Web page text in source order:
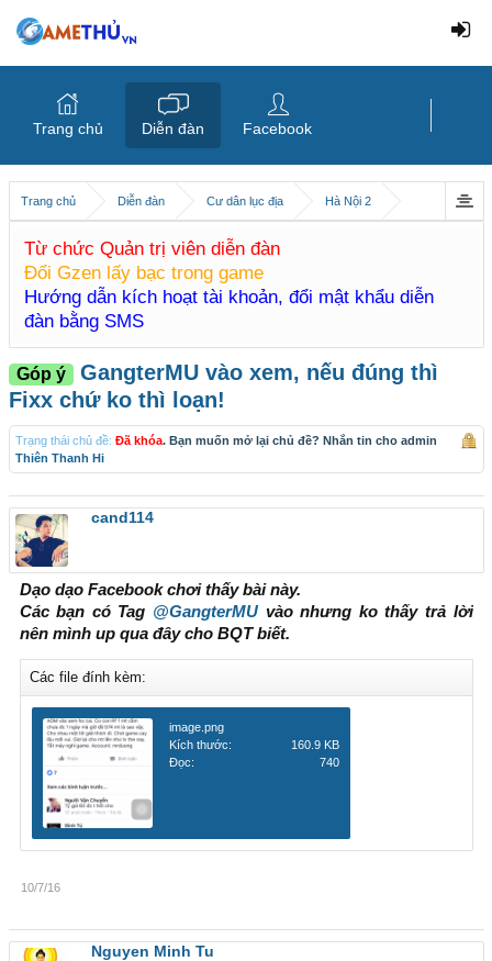
Trang chủ Diễn đàn Cư dân lục địa Hà Nội 2
Từ chức Quản trị viên diễn đàn
Đổi Gzen lấy bạc trong game
Hướng dẫn kích hoạt tài khoản, đổi mật khẩu diễn
đàn bằng SMS
Góp ý GangterMU vào xem, nếu đúng thì
Fixx chứ ko thì loạn!
Trạng thái chủ đề: Đã khóa. Bạn muốn mở lại chủ đề? Nhắn tin cho admin
Thiên Thanh Hi
cand114
Dạo dạo Facebook chơi thấy bài này.
Các bạn có Tag @GangterMUvào nhưng ko thấy trả lời
nên mình up qua đây cho BQT biết.
Các file đính kèm:
image.png
Kích thước:
160.9 KB
Đọc:
740
10/7/16
Nguyen Minh Tu
Trang chủ Diễn đàn Facebook